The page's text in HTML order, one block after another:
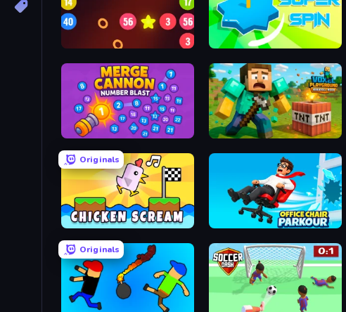
Super Spin
Merge Cannon: Number Blast Voxel Playground: Ragdoll Noob
Originals
Chicken Scream Office Chair Parkour
Originals